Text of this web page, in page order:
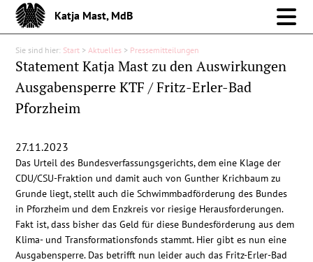
Katja Mast, MdB
Meine Arbeit im Bund
Meine Arbeit vor Ort
Aktuelles
Pressemitteilungen
Reden
Sie sind hier: Start > Aktuelles > Pressemitteilungen
Statement Katja Mast zu den Auswirkungen
Ausgabensperre KTF / Fritz-Erler-Bad
Pforzheim
27.11.2023
Das Urteil des Bundesverfassungsgerichts, dem eine Klage der
CDU/CSU-Fraktion und damit auch von Gunther Krichbaum zu
Grunde liegt, stellt auch die Schwimmbadförderung des Bundes
in Pforzheim und dem Enzkreis vor riesige Herausforderungen.
Fakt ist, dass bisher das Geld für diese Bundesförderung aus dem
Klima- und Transformationsfonds stammt. Hier gibt es nun eine
Ausgabensperre. Das betrifft nun leider auch das Fritz-Erler-Bad